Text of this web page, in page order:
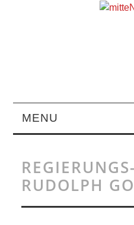
MENU
MAGAZIN
ÜBER UNS
RUDOLPH